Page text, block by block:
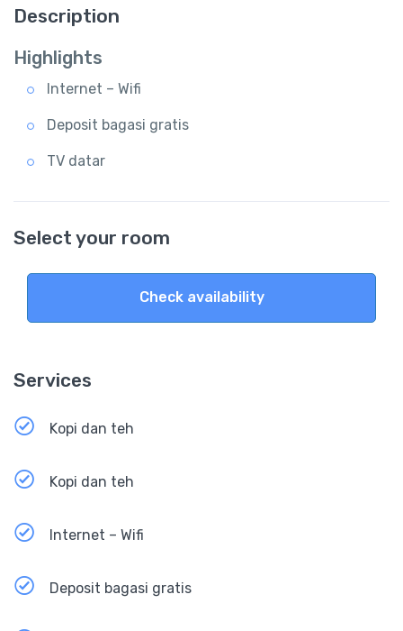
Description
Highlights
Internet – Wifi
Deposit bagasi gratis
TV datar
Select your room
Check availability
Services
Kopi dan teh
Kopi dan teh
Internet – Wifi
Deposit bagasi gratis